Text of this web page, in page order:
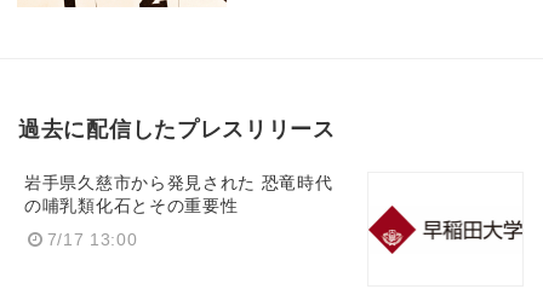
過去に配信したプレスリリース
岩手県久慈市から発見された 恐竜時代
の哺乳類化石とその重要性
7/17 13:00